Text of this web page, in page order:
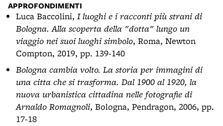
APPROFONDIMENTI
Luca Baccolini, I luoghi e i racconti più strani di
Bologna. Alla scoperta della "dotta" lungo un
viaggio nei suoi luoghi simbolo, Roma, Newton
Compton, 2019, pp. 139-140
Bologna cambia volto. La storia per immagini di
una citta che si trasforma. Dal 1900 al 1920, la
nuova urbanistica cittadina nelle fotografie di
Arnaldo Romagnoli, Bologna, Pendragon, 2006, pp.
17-18